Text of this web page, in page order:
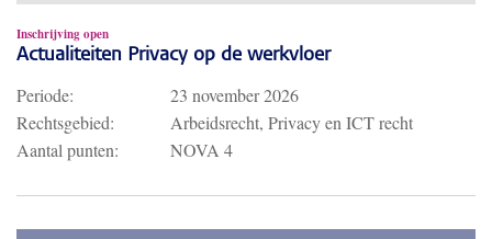
Inschrijving open
Actualiteiten Privacy op de werkvloer
Periode:
23 november 2026
Rechtsgebied:
Arbeidsrecht, Privacy en ICT recht
Aantal punten:
NOVA 4